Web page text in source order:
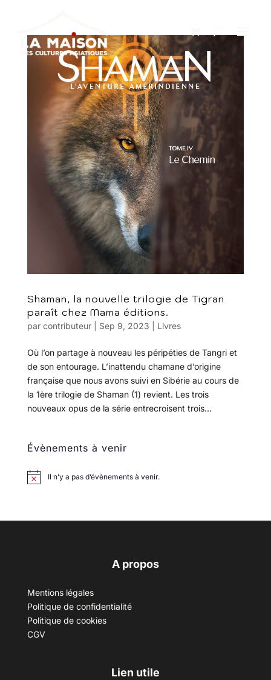
Shaman, la nouvelle trilogie de Tigran
paraît chez Mama éditions.
par contributeur| Sep 9, 2023 Livres
Où l’on partage à nouveau les péripéties de Tangri et
de son entourage. L’inattendu chamane d’origine
française que nous avons suivi en Sibérie au cours de
la 1ère trilogie de Shaman (1) revient. Les trois
nouveaux opus de la série entrecroisent trois...
Évènements à venir
Il n’y a pas d’évènements à venir.
A propos
Mentions légales
Politique de confidentialité
Politique de cookies
CGV
Lien utile